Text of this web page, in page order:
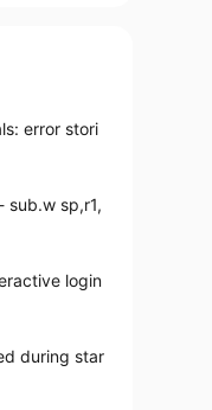
error stori
sub.w sp,r1,
login
during star